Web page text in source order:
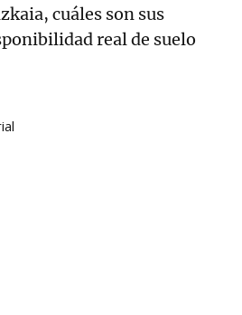
cuáles son sus
real de suelo